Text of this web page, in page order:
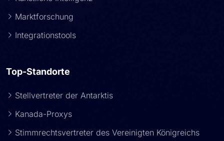
Marktforschung
Integrationstools
Top-Standorte
Stellvertreter der Antarktis
Kanada-Proxys
Stimmrechtsvertreter des Vereinigten Königreichs